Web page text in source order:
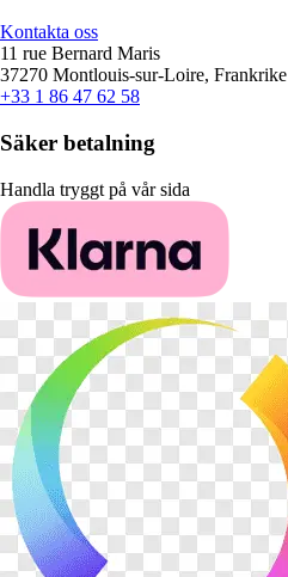
Kontakta oss
11 rue Bernard Maris
37270 Montlouis-sur-Loire, Frankrike
+33 1 86 47 62 58
Säker betalning
Handla tryggt på vår sida